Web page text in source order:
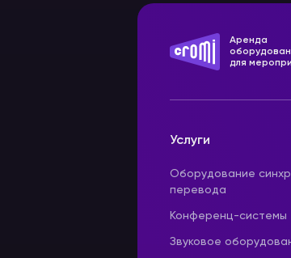
Аренда
для
Услуги
Оборудование
перевода
Конференц-системы
Звуковое